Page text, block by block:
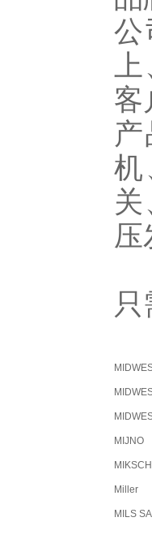
上
客
压
MIJNO
MIKSCH
Miller
MILS